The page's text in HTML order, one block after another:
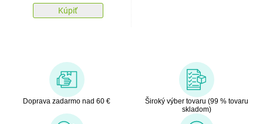
Kúpiť
Doprava zadarmo nad 60 €
Široký výber tovaru (99 % tovaru
skladom)